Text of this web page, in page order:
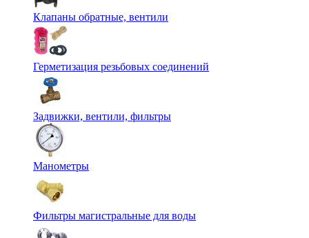
Клапаны обратные, вентили
Герметизация резьбовых соединений
Задвижки, вентили, фильтры
Манометры
Фильтры магистральные для воды